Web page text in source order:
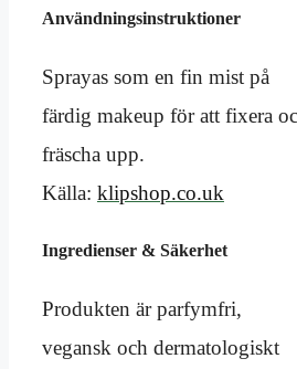
Användningsinstruktioner
Sprayas som en fin mist på
färdig makeup för att fixera
fräscha upp.
Källa: klipshop.co.uk
Ingredienser & Säkerhet
Produkten är parfymfri,
vegansk och dermatologiskt